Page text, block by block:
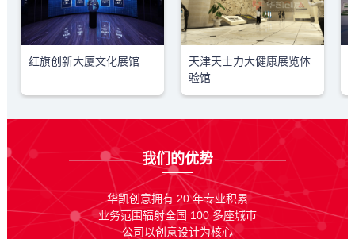
红旗创新大厦文化展馆
天津天士力大健康展览体
验馆
我们的优势
华凯创意拥有 20 年专业积累
业务范围辐射全国 100 多座城市
公司以创意设计为核心